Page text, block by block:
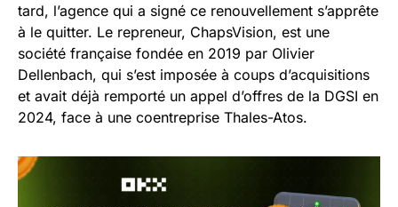
tard, l’agence qui a signé ce renouvellement s’apprête
à le quitter. Le repreneur, ChapsVision, est une
société française fondée en 2019 par Olivier
Dellenbach, qui s’est imposée à coups d’acquisitions
et avait déjà remporté un appel d’offres de la DGSI en
2024, face à une coentreprise Thales-Atos.